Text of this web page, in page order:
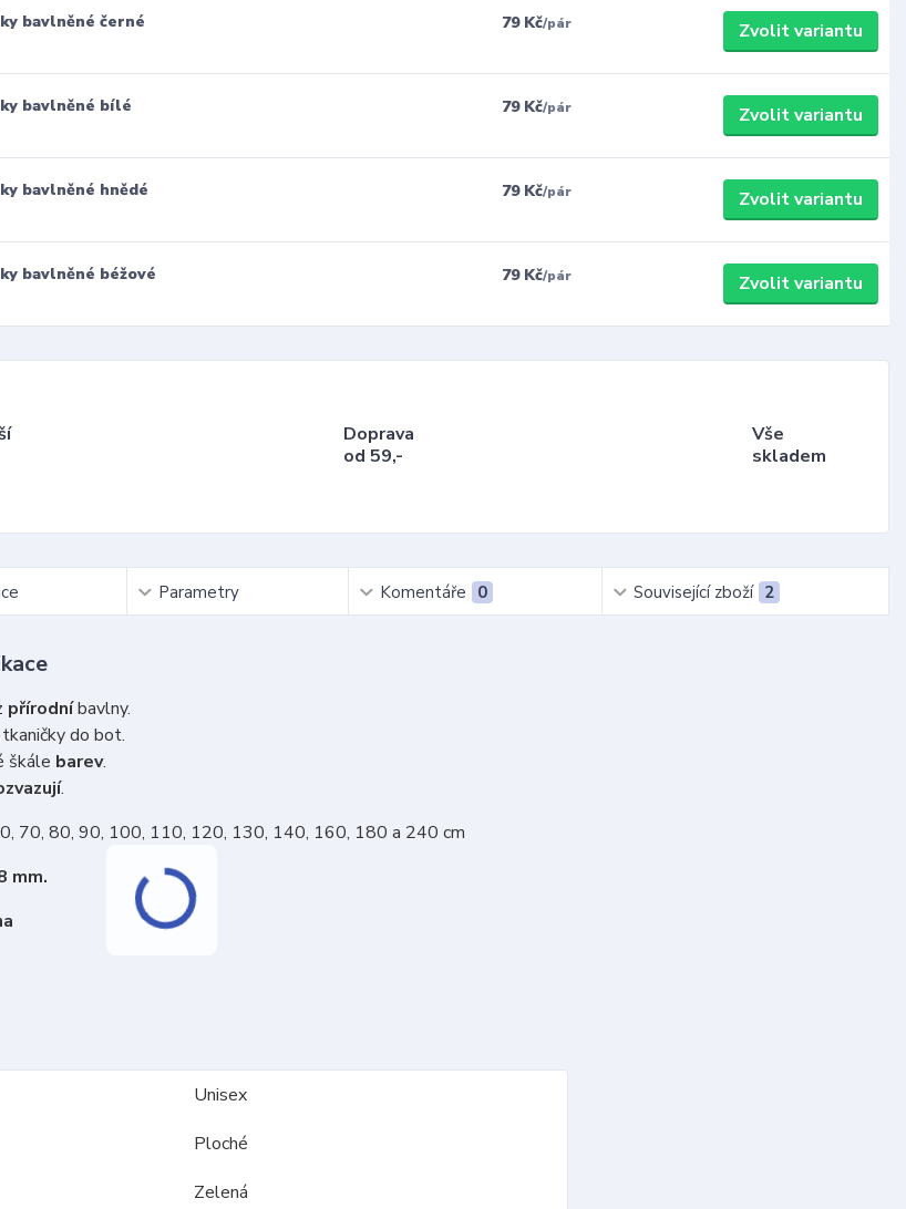
bavlněné černé 79 Kč/pár Zvolit variantu
bavlněné bílé 79 Kč/pár Zvolit variantu
bavlněné hnědé 79 Kč/pár Zvolit variantu
bavlněné béžové 79 Kč/pár Zvolit variantu
Doprava
od 59,-
Vše
skladem
Parametry Komentáře 0 Související zboží 2
přírodníbavlny.
tkaničky do bot.
škále barev.
.
70, 80, 90, 100, 110, 120, 130, 140, 160, 180 a 240 cm
mm.
Unisex
Ploché
Zelená